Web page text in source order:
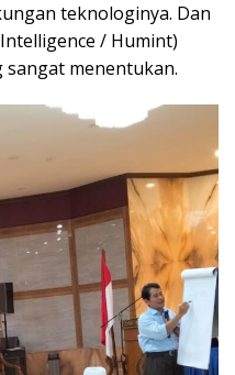
teknologinya. Dan
/ Humint)
sangat menentukan.